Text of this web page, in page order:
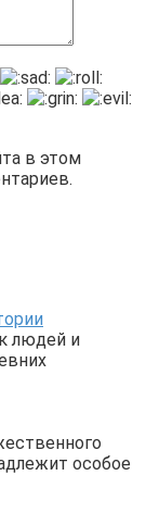
в этом
людей и
особое